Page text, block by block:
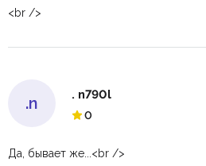
<br />
.n . n790l
0
Да, бывает же...<br />